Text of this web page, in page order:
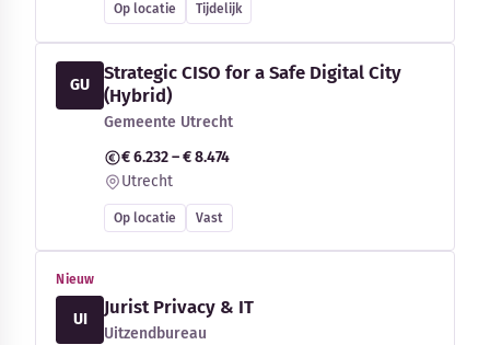
Op locatie Tijdelijk
GU
Strategic CISO for a Safe Digital City
(Hybrid)
Gemeente Utrecht
€ 6.232 – € 8.474
Utrecht
Op locatie Vast
Nieuw
UI
Jurist Privacy & IT
Uitzendbureau